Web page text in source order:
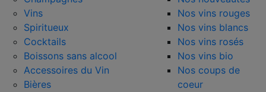
Vins
Spiritueux
Cocktails
Boissons sans alcool
Accessoires du Vin
Bières
Nos vins rouges
Nos vins blancs
Nos vins rosés
Nos vins bio
Nos coups de
coeur